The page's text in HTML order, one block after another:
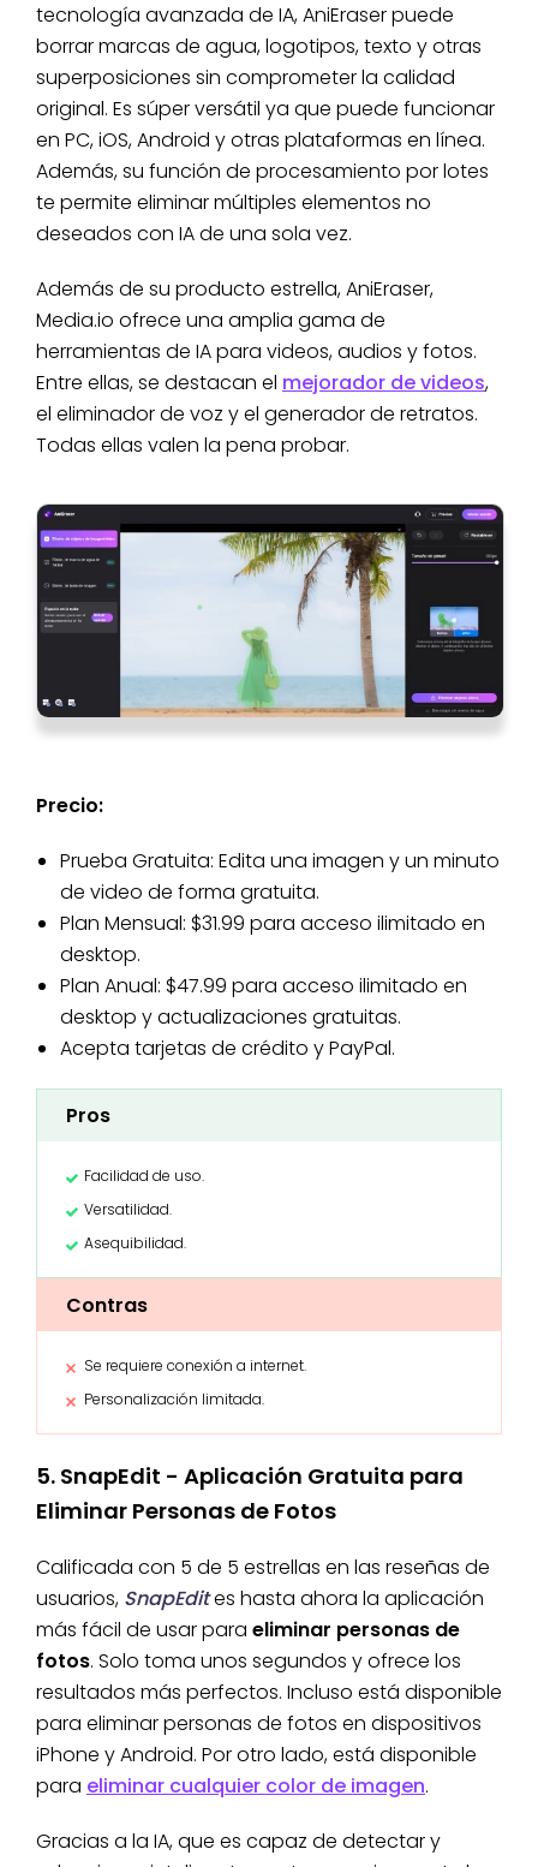
tecnología avanzada de IA, AniEraser puede
borrar marcas de agua, logotipos, texto y otras
superposiciones sin comprometer la calidad
original. Es súper versátil ya que puede funcionar
en PC, iOS, Android y otras plataformas en línea.
Además, su función de procesamiento por lotes
te permite eliminar múltiples elementos no
deseados con IA de una sola vez.
Además de su producto estrella, AniEraser,
Media.io ofrece una amplia gama de
herramientas de IA para videos, audios y fotos.
Entre ellas, se destacan el mejorador de videos,
el eliminador de voz y el generador de retratos.
Todas ellas valen la pena probar.
Precio:
Prueba Gratuita: Edita una imagen y un minuto
de video de forma gratuita.
Plan Mensual: $31.99 para acceso ilimitado en
desktop.
Plan Anual: $47.99 para acceso ilimitado en
desktop y actualizaciones gratuitas.
Acepta tarjetas de crédito y PayPal.
Pros
Facilidad de uso.
Versatilidad.
Asequibilidad.
Contras
Se requiere conexión a internet.
Personalización limitada.
5. SnapEdit - Aplicación Gratuita para
Eliminar Personas de Fotos
Calificada con 5 de 5 estrellas en las reseñas de
usuarios, SnapEdites hasta ahora la aplicación
más fácil de usar para eliminar personas de
fotos. Solo toma unos segundos y ofrece los
resultados más perfectos. Incluso está disponible
para eliminar personas de fotos en dispositivos
iPhone y Android. Por otro lado, está disponible
para eliminar cualquier color de imagen.
Gracias a la IA, que es capaz de detectar y